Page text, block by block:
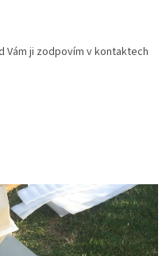
Vám ji zodpovím v kontaktech